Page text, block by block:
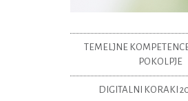
TEMELJNE
POKOLPJE
DIGITALNI KORAKI